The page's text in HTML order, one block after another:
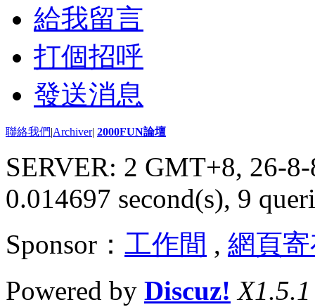
給我留言
打個招呼
發送消息
聯絡我們|Archiver| 2000FUN論壇
SERVER: 2 GMT+8, 26-
0.014697 second(s), 9
Sponsor： 工作間 , 網頁
Powered by Discuz! X1.5.1